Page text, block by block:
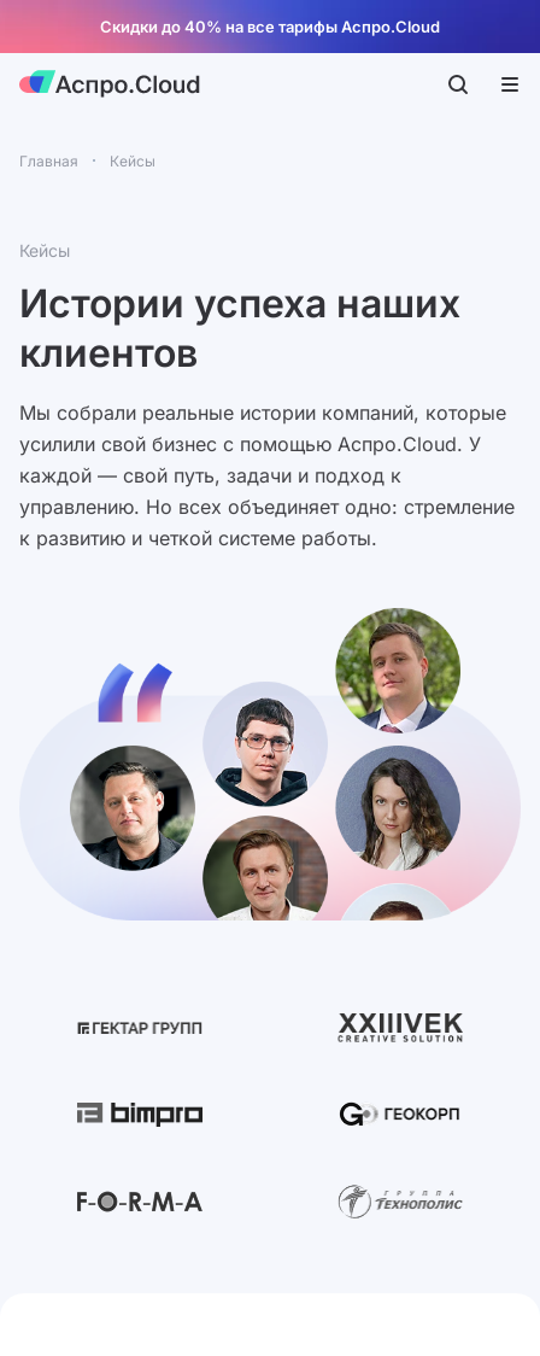
Скидки до 40% на все тарифы Аспро.Cloud
Главная Кейсы
Кейсы
Истории успеха наших
клиентов
Мы собрали реальные истории компаний, которые
усилили свой бизнес с помощью Аспро.Cloud. У
каждой — свой путь, задачи и подход к
управлению. Но всех объединяет одно: стремление
к развитию и четкой системе работы.